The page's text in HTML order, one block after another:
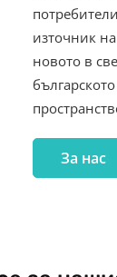
източник
новото в
За нас